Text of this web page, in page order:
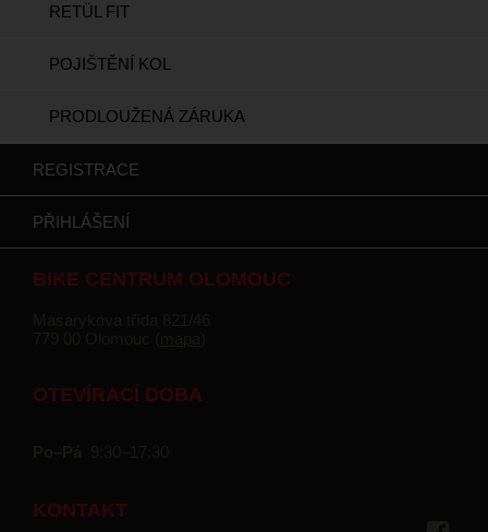
RETÜL FIT
POJIŠTĚNÍ KOL
PRODLOUŽENÁ ZÁRUKA
REGISTRACE
PŘIHLÁŠENÍ
BIKE CENTRUM OLOMOUC
OTEVÍRACÍ DOBA
KONTAKT